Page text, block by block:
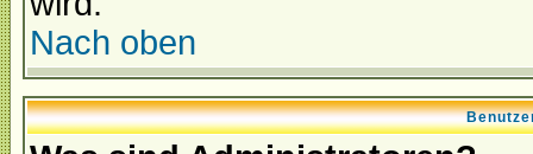
Nach oben